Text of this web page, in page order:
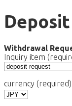
Withdrawal
Inquiry item
currency (required)